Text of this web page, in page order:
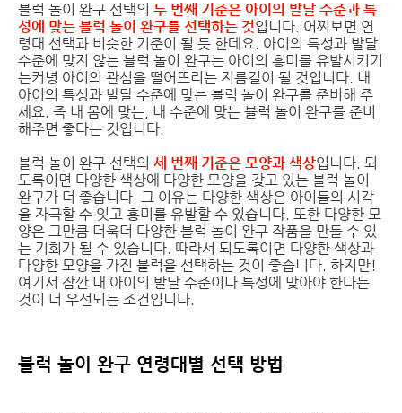
블럭 놀이 완구 선택의 두 번째 기준은 아이의 발달 수준과 특
성에 맞는 블럭 놀이 완구를 선택하는 것입니다. 어찌보면 연
령대 선택과 비슷한 기준이 될 듯 한데요. 아이의 특성과 발달
수준에 맞지 않는 블럭 놀이 완구는 아이의 흥미를 유발시키기
는커녕 아이의 관심을 떨어뜨리는 지름길이 될 것입니다. 내
아이의 특성과 발달 수준에 맞는 블럭 놀이 완구를 준비해 주
세요. 즉 내 몸에 맞는, 내 수준에 맞는 블럭 놀이 완구를 준비
해주면 좋다는 것입니다.
블럭 놀이 완구 선택의 세 번째 기준은 모양과 색상입니다. 되
도록이면 다양한 색상에 다양한 모양을 갖고 있는 블럭 놀이
완구가 더 좋습니다. 그 이유는 다양한 색상은 아이들의 시각
을 자극할 수 잇고 흥미를 유발할 수 있습니다. 또한 다양한 모
양은 그만큼 더욱더 다양한 블럭 놀이 완구 작품을 만들 수 있
는 기회가 될 수 있습니다. 따라서 되도록이면 다양한 색상과
다양한 모양을 가진 블럭을 선택하는 것이 좋습니다. 하지만!
여기서 잠깐 내 아이의 발달 수준이나 특성에 맞아야 한다는
것이 더 우선되는 조건입니다.
블럭 놀이 완구 연령대별 선택 방법